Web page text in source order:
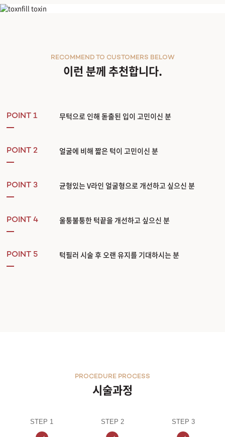
이런 분께 추천합니다.
RECOMMEND TO CUSTOMERS BELOW
POINT 1 무턱으로 인해 돋출된 입이 고민이신 분
POINT 2 얼굴에 비해 짧은 턱이 고민이신 분
POINT 3 균형있는 V라인 얼굴형으로 개선하고 싶으신 분
POINT 4 울퉁불퉁한 턱끝을 개선하고 싶으신 분
POINT 5 턱필러 시술 후 오랜 유지를 기대하시는 분
시술과정
PROCEDURE PROCESS
STEP 1 STEP 2 STEP 3